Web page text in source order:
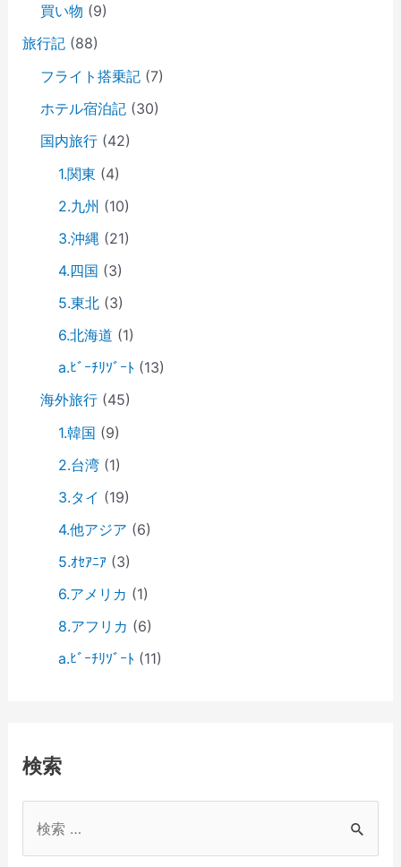
買い物 (9)
旅行記(88)
フライト搭乗記(7)
ホテル宿泊記(30)
国内旅行(42)
1.関東 (4)
2.九州 (10)
3.沖縄 (21)
4.四国 (3)
5.東北(3)
6.北海道 (1)
a.ﾋﾞｰﾁﾘｿﾞｰﾄ (13)
海外旅行(45)
1.韓国 (9)
2.台湾(1)
3.タイ (19)
4.他アジア (6)
5.ｵｾｱﾆｱ(3)
6.アメリカ (1)
8.アフリカ (6)
a.ﾋﾞｰﾁﾘｿﾞｰﾄ (11)
検索